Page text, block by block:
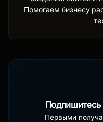
Помогаем бизнесу
Подпишитесь
Первыми